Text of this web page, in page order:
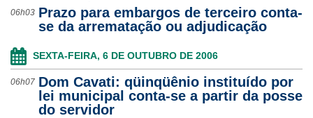
06h03 Prazo para embargos de terceiro conta-
se da arrematação ou adjudicação
SEXTA-FEIRA, 6 DE OUTUBRO DE 2006
06h07 Dom Cavati: qüinqüênio instituído por
lei municipal conta-se a partir da posse
do servidor